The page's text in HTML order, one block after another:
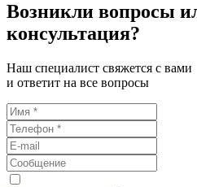
Возникли вопросы
консультация?
Наш специалист свяжется с вами
и ответит на все вопросы